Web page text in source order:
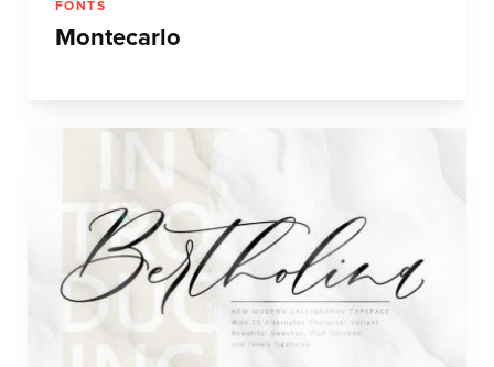
FONTS
Montecarlo